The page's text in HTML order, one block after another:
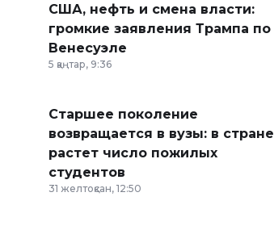
США, нефть и смена власти:
громкие заявления Трампа по
Венесуэле
5 қаңтар, 9:36
Старшее поколение
возвращается в вузы: в стране
растет число пожилых
студентов
31 желтоқсан, 12:50